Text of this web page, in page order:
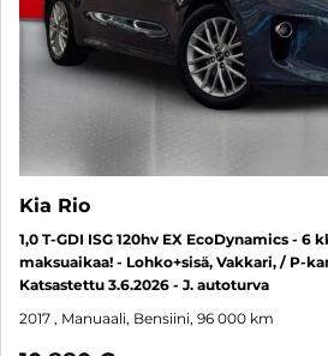
Kia Rio
1,0 T-GDI ISG 120hv EX EcoDynamics -
maksuaikaa! - Lohko+sisä, Vakkari, / P-
Katsastettu 3.6.2026 - J. autoturva
2017 , Manuaali, Bensiini, 96 000 km